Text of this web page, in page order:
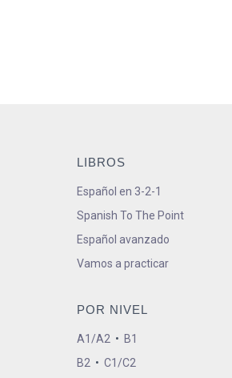
LIBROS
Español en 3-2-1
Spanish To The Point
Español avanzado
Vamos a practicar
POR NIVEL
A1/A2 • B1
B2 • C1/C2